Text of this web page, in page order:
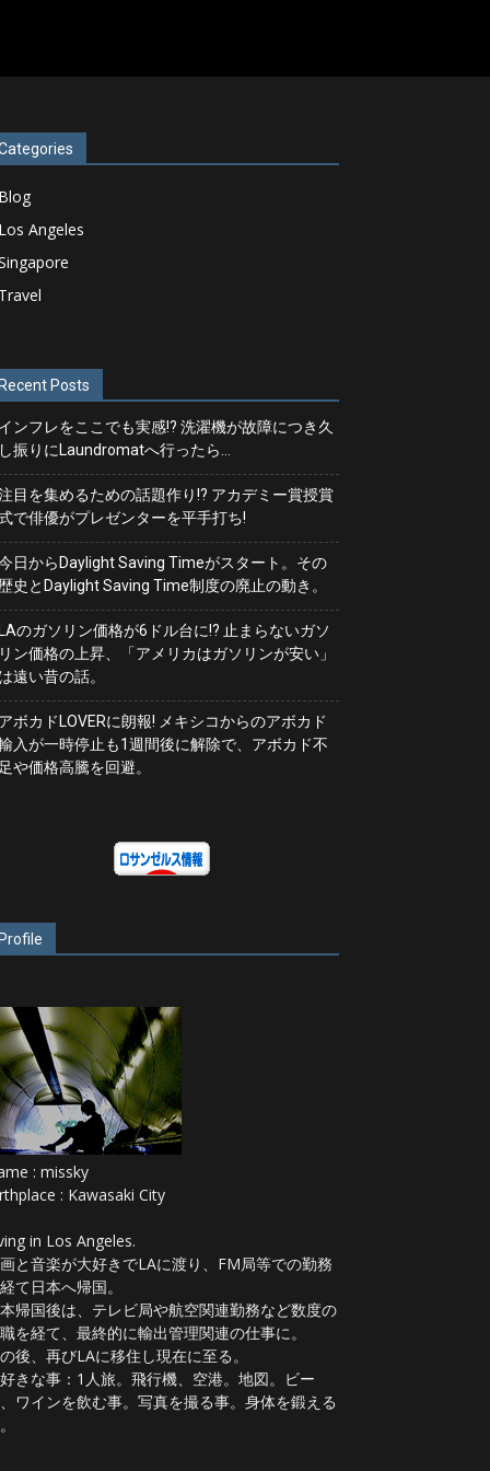
Angeles
Posts
ンフレをここでも実感!? 洗濯機が故障につき久
振りにLaundromatへ行ったら…
目を集めるための話題作り!? アカデミー賞授賞
で俳優がプレゼンターを平手打ち!
日からDaylight Saving Timeがスタート。その
史とDaylight Saving Time制度の廃止の動き。
のガソリン価格が6ドル台に!? 止まらないガソ
ン価格の上昇、「アメリカはガソリンが安い」
遠い昔の話。
ボカドLOVERに朗報! メキシコからのアボカド
入が一時停止も1週間後に解除で、アボカド不
や価格高騰を回避。
: missky
: Kawasaki City
in Los Angeles.
と音楽が大好きでLAに渡り、FM局等での勤務
て日本へ帰国。
帰国後は、テレビ局や航空関連勤務など数度の
を経て、最終的に輸出管理関連の仕事に。
後、再びLAに移住し現在に至る。
きな事：1人旅。飛行機、空港。地図。ビー
ワインを飲む事。写真を撮る事。身体を鍛える